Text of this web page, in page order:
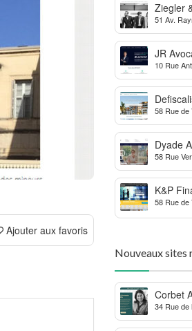
Ajouter aux favoris
Ziegler
51 Av.
JR
10 Rue
dans
mer
58 Rue de
Dyade
des
MDPH
58 Rue
K&P
58 Rue de
Nouveaux sites
Corbet
34 Rue de